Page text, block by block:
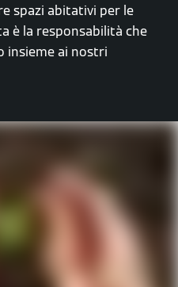
spazi abitativi per le
è la responsabilità che
insieme ai nostri